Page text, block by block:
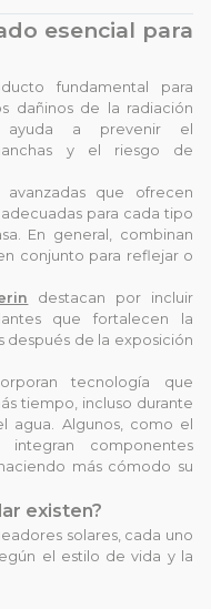
esencial para
fundamental para
dañinos de la radiación
ayuda a prevenir el
y el riesgo de
que ofrecen
para cada tipo
En general, combinan
conjunto para reflejar o
destacan por incluir
que fortalecen la
después de la exposición
tecnología que
tiempo, incluso durante
agua. Algunos, como el
integran componentes
más cómodo su
existen?
solares, cada uno
el estilo de vida y la